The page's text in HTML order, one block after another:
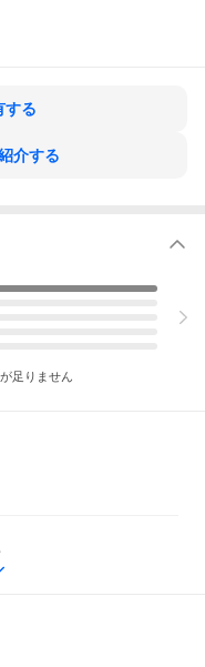
売 保湿 ツヤ ヘアケア
シュ 美容院 美容室 ヘア
コカミドＤＥＡ、ラウ
ベン、ＥＤＴＡ−２Ｎ
エキス、セージ葉エキ
カミツレ花エキス、ト
キス、カミツレ花エキ
ス、フユボダイジュ花
根エキス、ヒキオコシ
シエタノール、エタノ
細胞エキス、キサンタ
うな場合には、使用をお
続けますと、症状を悪
医等へのご相談をおす
刺激等の異常があらわ
部位には使用しないでく
する
介する
足りません